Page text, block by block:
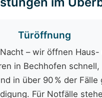
Türöffnung
– wir öffnen Haus-
in Bechhofen schnell,
in über 90 % der Fälle
Für Notfälle